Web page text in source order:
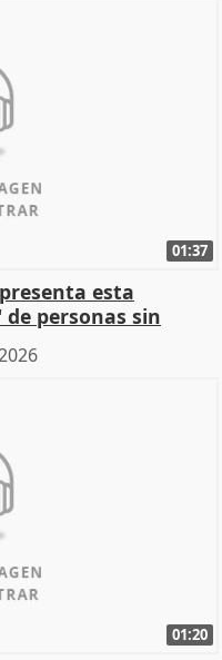
01:37
esta
personas sin
01:20